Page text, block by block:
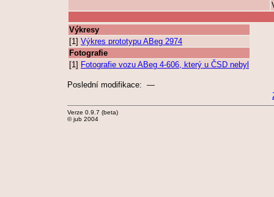
Výkresy
[1] Výkres prototypu ABeg 2974
Fotografie
[1] Fotografie vozu ABeg 4-606, který u ČSD nebyl
Poslední modifikace: —
Verze 0.9.7 (beta)
© jub 2004